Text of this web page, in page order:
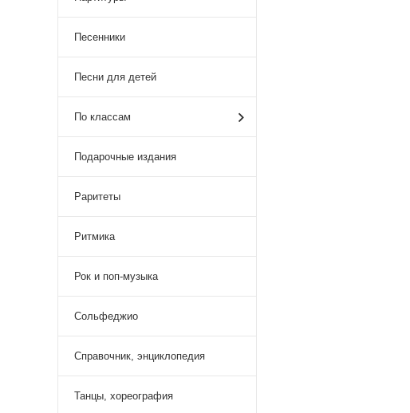
Песенники
Песни для детей
По классам
Подарочные издания
Раритеты
Ритмика
Рок и поп-музыка
Сольфеджио
Справочник, энциклопедия
Танцы, хореография